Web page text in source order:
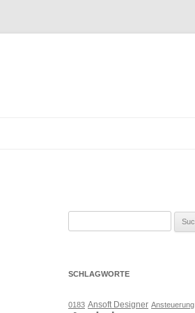
SCHLAGWORTE
0183 Ansoft Designer Ansteuerung